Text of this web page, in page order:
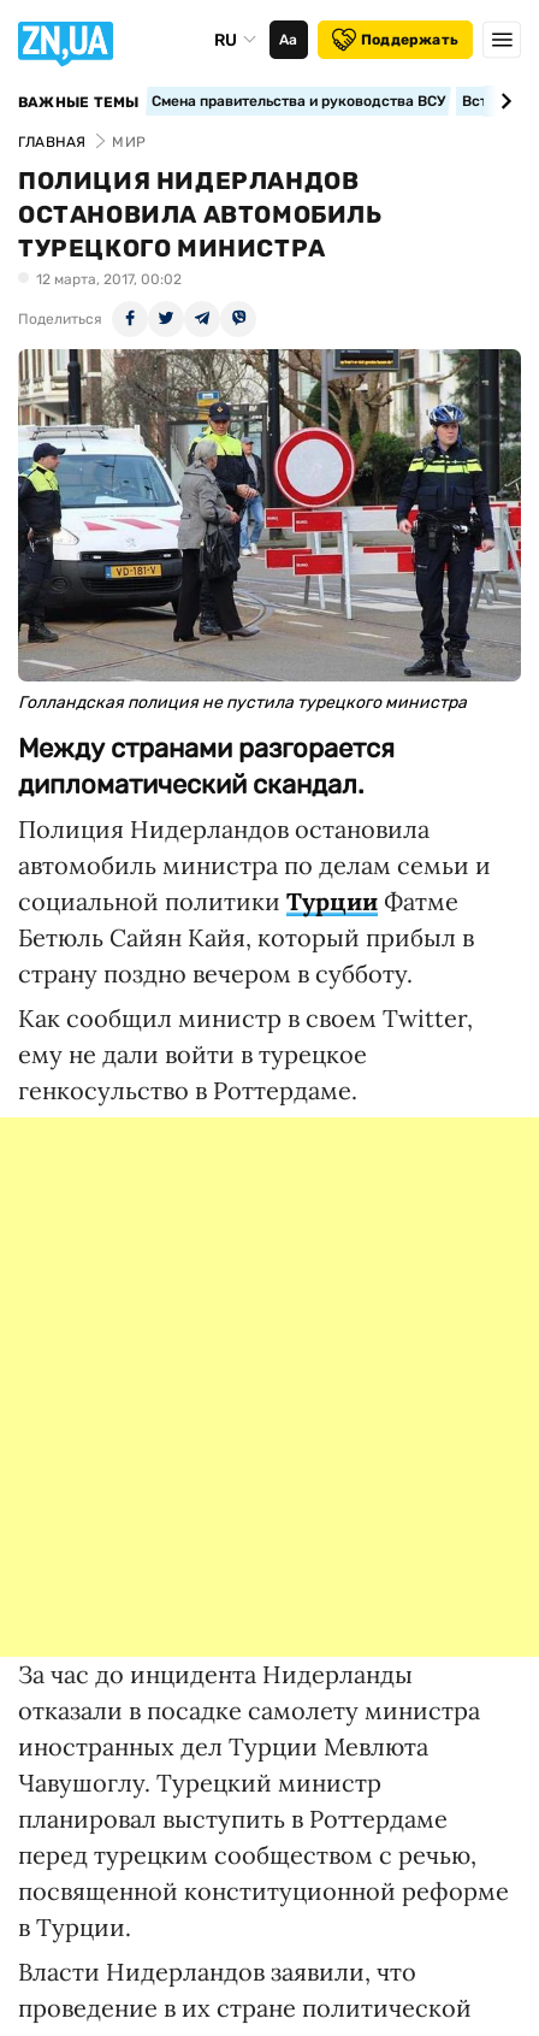
RU Аа Поддержать
ВАЖНЫЕ ТЕМЫ Смена правительства и руководства ВСУ
ГЛАВНАЯ МИР
ПОЛИЦИЯ НИДЕРЛАНДОВ
ОСТАНОВИЛА АВТОМОБИЛЬ
ТУРЕЦКОГО МИНИСТРА
12 марта, 2017, 00:02
Поделиться
Голландская полиция не пустила турецкого министра
Между странами разгорается
дипломатический скандал.
Полиция Нидерландов остановила
автомобиль министра по делам семьи и
социальной политики Турции Фатме
Бетюль Сайян Кайя, который прибыл в
страну поздно вечером в субботу.
Как сообщил министр в своем Twitter,
ему не дали войти в турецкое
генкосульство в Роттердаме.
За час до инцидента Нидерланды
отказали в посадке самолету министра
иностранных дел Турции Мевлюта
Чавушоглу. Турецкий министр
планировал выступить в Роттердаме
перед турецким сообществом с речью,
посвященной конституционной реформе
в Турции.
Власти Нидерландов заявили, что
проведение в их стране политической